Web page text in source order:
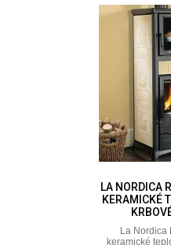
LA NORDICA
KERAMICKÉ
La Nordica
keramické